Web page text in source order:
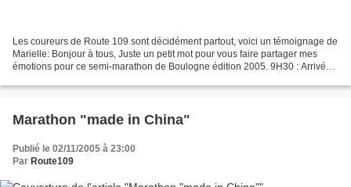
Les coureurs de Route 109 sont décidément partout, voici un témoignage de
Marielle: Bonjour à tous, Juste un petit mot pour vous faire partager mes
émotions pour ce semi-marathon de Boulogne édition 2005. 9H30 : Arrivée
Marathon "made in China"
Publié le 02/11/2005 à 23:00
Par Route109